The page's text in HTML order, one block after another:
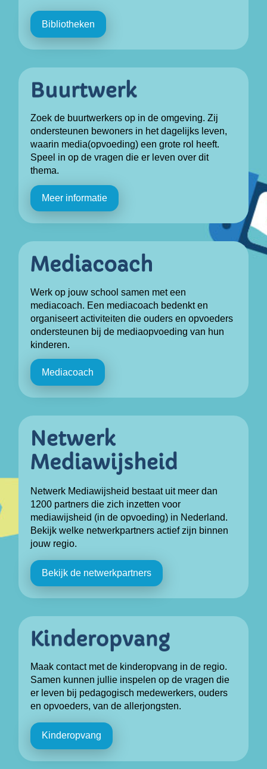
Bibliotheken
Zoek de buurtwerkers op in de omgeving. Zij
ondersteunen bewoners in het dagelijks leven,
waarin media(opvoeding) een grote rol heeft.
Speel in op de vragen die er leven over dit
thema.
Meer informatie
Werk op jouw school samen met een
mediacoach. Een mediacoach bedenkt en
organiseert activiteiten die ouders en opvoeders
ondersteunen bij de mediaopvoeding van hun
kinderen.
Mediacoach
Netwerk Mediawijsheid bestaat uit meer dan
1200 partners die zich inzetten voor
mediawijsheid (in de opvoeding) in Nederland.
Bekijk welke netwerkpartners actief zijn binnen
jouw regio.
Bekijk de netwerkpartners
Maak contact met de kinderopvang in de regio.
Samen kunnen jullie inspelen op de vragen die
er leven bij pedagogisch medewerkers, ouders
en opvoeders, van de allerjongsten.
Kinderopvang